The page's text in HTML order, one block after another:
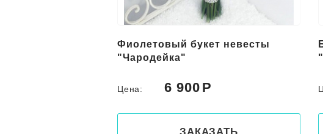
Фиолетовый букет невесты
"Чародейка"
Цена: 6 900
ЗАКАЗАТЬ